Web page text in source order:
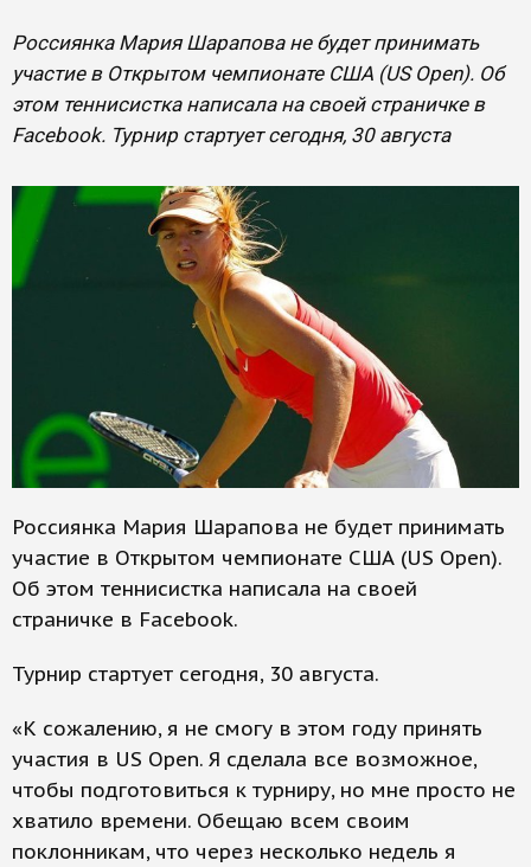
Россиянка Мария Шарапова не будет принимать
участие в Открытом чемпионате США (US Open). Об
этом теннисистка написала на своей страничке в
Facebook. Турнир стартует сегодня, 30 августа
Россиянка Мария Шарапова не будет принимать
участие в Открытом чемпионате США (US Open).
Об этом теннисистка написала на своей
страничке в Facebook.
Турнир стартует сегодня, 30 августа.
«К сожалению, я не смогу в этом году принять
участия в US Open. Я сделала все возможное,
чтобы подготовиться к турниру, но мне просто не
хватило времени. Обещаю всем своим
поклонникам, что через несколько недель я